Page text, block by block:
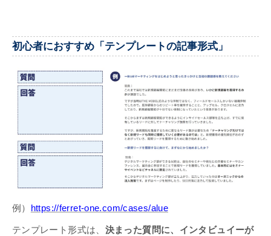
初心者におすすめ「テンプレートの記事形式」
例） https://ferret-one.com/cases/alue
テンプレート形式は、 決まった質問に、インタビュイーが